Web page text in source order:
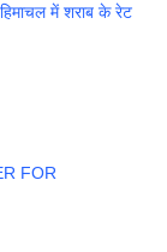
में शराब के रेट
FOR